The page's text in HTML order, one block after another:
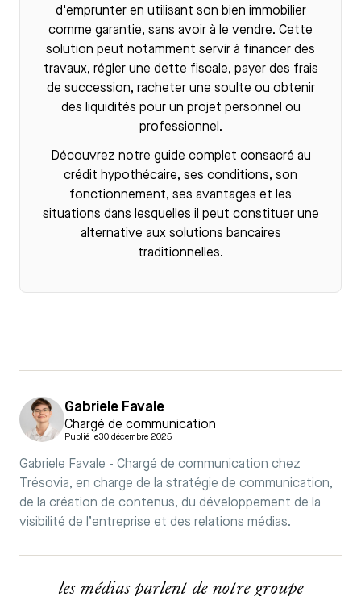
d'emprunter en utilisant son bien immobilier
comme garantie, sans avoir à le vendre. Cette
solution peut notamment servir à financer des
travaux, régler une dette fiscale, payer des frais
de succession, racheter une soulte ou obtenir
des liquidités pour un projet personnel ou
professionnel.
Découvrez notre guide complet consacré au
crédit hypothécaire, ses conditions, son
fonctionnement, ses avantages et les
situations dans lesquelles il peut constituer une
alternative aux solutions bancaires
traditionnelles.
Gabriele Favale
Chargé de communication
Publié le30 décembre 2025
Gabriele Favale - Chargé de communication chez
Trésovia, en charge de la stratégie de communication,
de la création de contenus, du développement de la
visibilité de l’entreprise et des relations médias.
les médias parlent de notre groupe